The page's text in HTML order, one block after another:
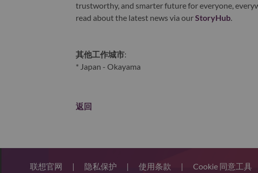
trustworthy, and smarter future for everyone,
read about the latest news via ourStoryHub.
其他工作城市:
* Japan - Okayama
返回
联想官网 | 隐私保护 | 使用条款 | Cookie 同意工具